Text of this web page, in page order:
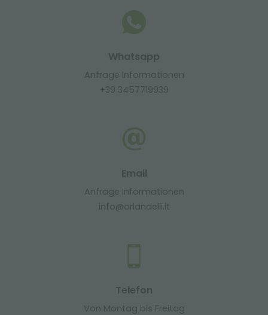
Whatsapp
Anfrage Informationen
+39 3457719939
Email
Anfrage Informationen
info@orlandelli.it
Telefon
Von Montag bis Freitag